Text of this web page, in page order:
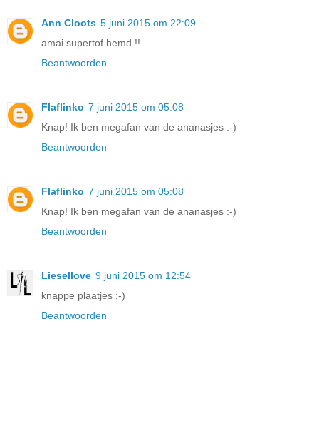
Ann Cloots 5 juni 2015 om 22:09
amai supertof hemd !!
Beantwoorden
Flaflinko 7 juni 2015 om 05:08
Knap! Ik ben megafan van de ananasjes :-)
Beantwoorden
Flaflinko 7 juni 2015 om 05:08
Knap! Ik ben megafan van de ananasjes :-)
Beantwoorden
Liesellove 9 juni 2015 om 12:54
knappe plaatjes ;-)
Beantwoorden